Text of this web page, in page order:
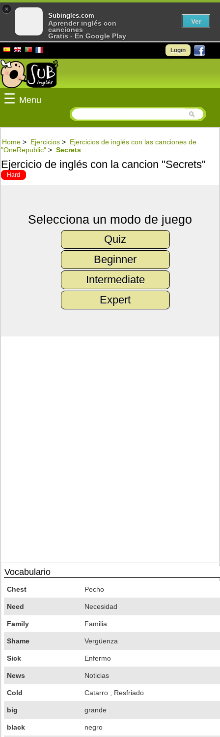
Login
☰ Menu
Home > Ejercicios > Ejercicios de inglés con las canciones de
"OneRepublic" > Secrets
Ejercicio de inglés con la cancion "Secrets"
Hard
Selecciona un modo de juego
Quiz
Beginner
Intermediate
Expert
Vocabulario
Chest Pecho
Need Necesidad
Family Familia
Shame Vergüenza
Sick Enfermo
News Noticias
Cold Catarro ; Resfriado
big grande
black negro
×
Subingles.com
Aprender inglés con
canciones
Gratis - En Google Play
Ver